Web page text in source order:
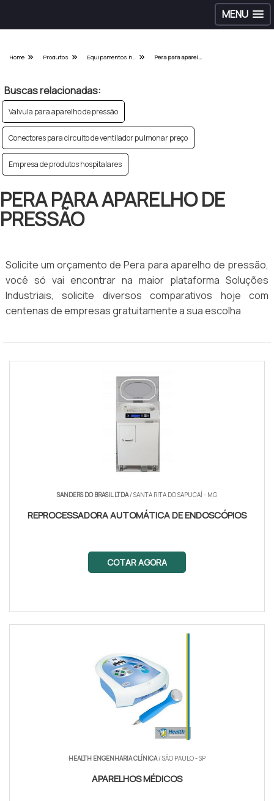
MENU
Home Produtos Equipamentos hospitalares - Categoria Pera para aparelho de pressão
Buscas relacionadas:
Valvula para aparelho de pressão
Conectores para circuito de ventilador pulmonar preço
Empresa de produtos hospitalares
PERA PARA APARELHO DE
PRESSÃO
Solicite um orçamento de Pera para aparelho de pressão,
você só vai encontrar na maior plataforma Soluções
Industriais, solicite diversos comparativos hoje com
centenas de empresas gratuitamente a sua escolha
SANDERS DO BRASIL LTDA/ SANTA RITA DO SAPUCAÍ - MG
REPROCESSADORA AUTOMÁTICA DE ENDOSCÓPIOS
COTAR AGORA
HEALTH ENGENHARIA CLÍNICA/ SÃO PAULO - SP
APARELHOS MÉDICOS